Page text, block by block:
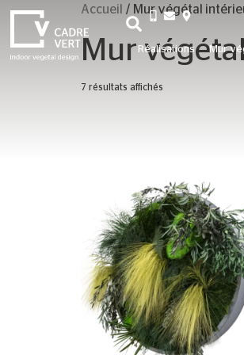
+33 3 26 06 20
Réalisations Mur
Accueil / Mur végétal
Mur
7 résultats affichés